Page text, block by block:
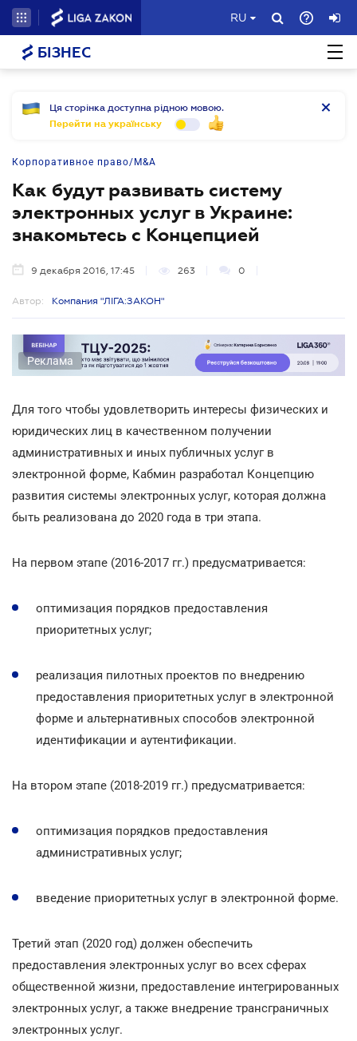
RU
БІЗНЕС
Ця сторінка доступна рідною мовою.
Перейти на українську
Корпоративное право/M&A
Как будут развивать систему
электронных услуг в Украине:
знакомьтесь с Концепцией
9 декабря 2016, 17:45 263 0
Автор: Компания "ЛІГА:ЗАКОН"
Реклама
Для того чтобы удовлетворить интересы физических и
юридических лиц в качественном получении
административных и иных публичных услуг в
электронной форме, Кабмин разработал Концепцию
развития системы электронных услуг, которая должна
быть реализована до 2020 года в три этапа.
На первом этапе (2016-2017 гг.) предусматривается:
оптимизация порядков предоставления
приоритетных услуг;
реализация пилотных проектов по внедрению
предоставления приоритетных услуг в электронной
форме и альтернативных способов электронной
идентификации и аутентификации.
На втором этапе (2018-2019 гг.) предусматривается:
оптимизация порядков предоставления
административных услуг;
введение приоритетных услуг в электронной форме.
Третий этап (2020 год) должен обеспечить
предоставления электронных услуг во всех сферах
общественной жизни, предоставление интегрированных
электронных услуг, а также внедрение трансграничных
электронных услуг.